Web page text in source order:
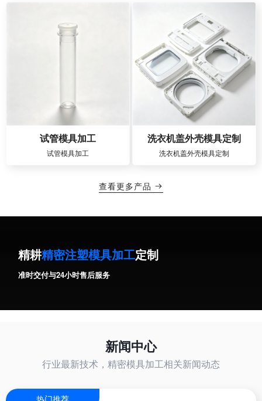
试管模具加工
试管模具加工
洗衣机盖外壳模具定制
洗衣机盖外壳模具定制
查看更多产品 
精耕精密注塑模具加工定制
准时交付与24小时售后服务
新闻中心
行业最新技术，精密模具加工相关新闻动态
热门推荐